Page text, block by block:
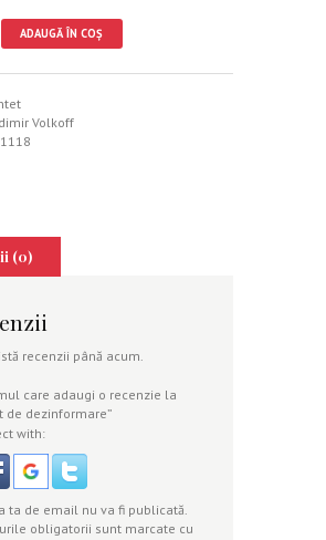
ADAUGĂ ÎN COȘ
Volkoff
(0)
recenzii până acum.
care adaugi o recenzie la
de dezinformare”
with:
ta de email nu va fi publicată.
obligatorii sunt marcate cu